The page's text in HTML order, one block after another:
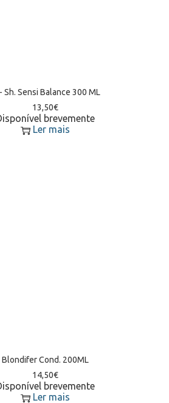
Sh. Sensi Balance 300 ML
13,50€
brevemente
Ler mais
Blondifer Cond. 200ML
14,50€
brevemente
Ler mais